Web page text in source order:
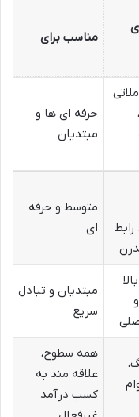
مناسب برای
حرفه ای ها و
مبتدیان
رابط
متوسط و حرفه
ای
مبتدیان و تبادل
سریع
همه سطوح،
علاقه مند به
کسب درآمد